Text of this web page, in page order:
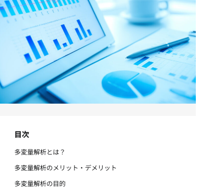
目次
多変量解析とは？
多変量解析のメリット・デメリット
多変量解析の目的